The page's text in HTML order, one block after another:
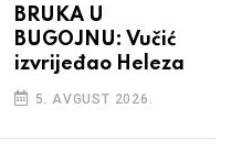
BRUKA U
BUGOJNU: Vučić
izvrijeđao Heleza
5. AVGUST 2026.